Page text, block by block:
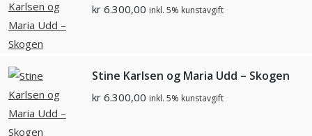
kr 6.300,00 inkl. 5% kunstavgift
Stine Karlsen og Maria Udd – Skogen
kr 6.300,00 inkl. 5% kunstavgift